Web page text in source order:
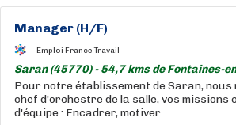
Manager (H/F)
Emploi France Travail
Saran (45770) - 54,7 kms de Fontaines-
Pour notre établissement de Saran,
chef d'orchestre de la salle, vos
d'équipe : Encadrer, motiver ...